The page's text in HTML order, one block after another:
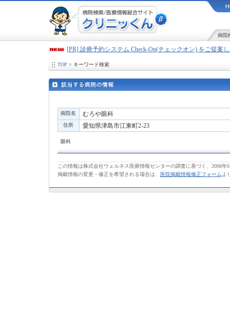
病院
[PR] 診療予約システム Check-On(チェックオン) をご提案
TOP > キーワード検索
病院名 むろや眼科
住所 愛知県津島市江東町2-23
眼科
この情報は株式会社ウェルネス医療情報センターの調査に基づく、2008年
掲載情報の変更・修正を希望される場合は、
医院掲載情報修正フォーム よ